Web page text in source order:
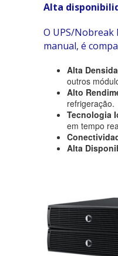
Alta
O UPS/Nobreak
manual, é
Alta
outros
Alto
refrigeração.
Tecnologia
em tempo
Alta